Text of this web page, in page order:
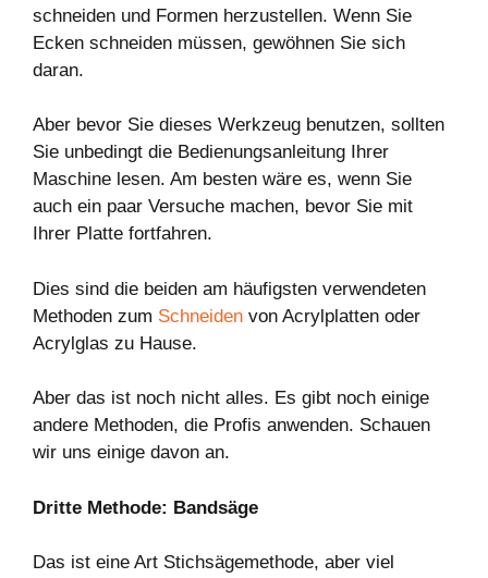
schneiden und Formen herzustellen. Wenn Sie
Ecken schneiden müssen, gewöhnen Sie sich
daran.
Aber bevor Sie dieses Werkzeug benutzen, sollten
Sie unbedingt die Bedienungsanleitung Ihrer
Maschine lesen. Am besten wäre es, wenn Sie
auch ein paar Versuche machen, bevor Sie mit
Ihrer Platte fortfahren.
Dies sind die beiden am häufigsten verwendeten
Methoden zum Schneiden von Acrylplatten oder
Acrylglas zu Hause.
Aber das ist noch nicht alles. Es gibt noch einige
andere Methoden, die Profis anwenden. Schauen
wir uns einige davon an.
Dritte Methode: Bandsäge
Das ist eine Art Stichsägemethode, aber viel